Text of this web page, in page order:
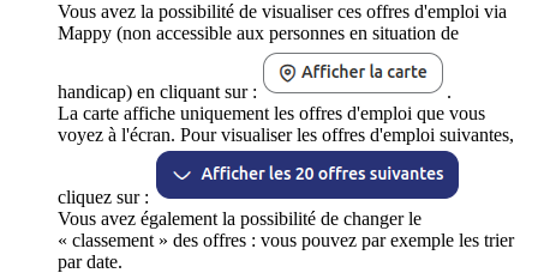
Vous avez la possibilité de visualiser ces offres d'emploi via
Mappy (non accessible aux personnes en situation de
handicap) en cliquant sur :
.
La carte affiche uniquement les offres d'emploi que vous
voyez à l'écran. Pour visualiser les offres d'emploi suivantes,
cliquez sur :
Vous avez également la possibilité de changer le
« classement » des offres : vous pouvez par exemple les trier
par date.